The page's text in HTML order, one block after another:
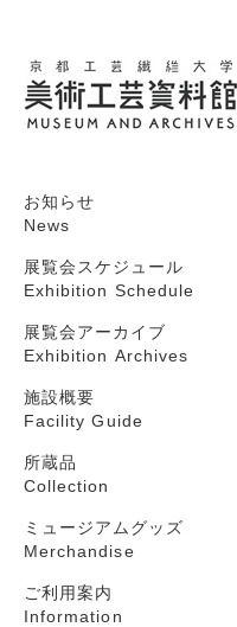
お知らせ
News
展覧会スケジュール
Exhibition Schedule
展覧会アーカイブ
Exhibition Archives
施設概要
Facility Guide
所蔵品
Collection
ミュージアムグッズ
Merchandise
ご利用案内
Information